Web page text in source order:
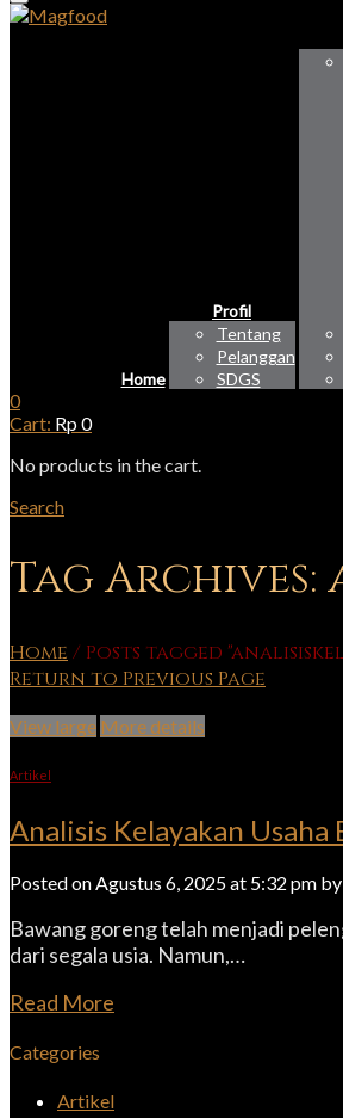
Home
Profil
Tentang
Pelanggan
SDGS
0
Cart: Rp0
No products in the cart.
Search
Tag
Home / Posts tagged
Return to Previous Page
View large More details
Artikel
Analisis Kelayakan
Posted on Agustus 6, 2025 at 5:32 pm by
Bawang goreng telah menjadi
dari segala usia. Namun,…
Read More
Categories
Artikel